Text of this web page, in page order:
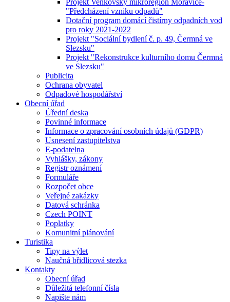
Projekt Venkovský mikroregion Moravice-
"Předcházení vzniku odpadů"
Dotační program domácí čistírny odpadních vod
pro roky 2021-2022
Projekt "Sociální bydlení č. p. 49, Čermná ve
Slezsku"
Projekt "Rekonstrukce kulturního domu Čermná
ve Slezsku"
Publicita
Ochrana obyvatel
Odpadové hospodářství
Obecní úřad
Úřední deska
Povinné informace
Informace o zpracování osobních údajů (GDPR)
Usnesení zastupitelstva
E-podatelna
Vyhlášky, zákony
Registr oznámení
Formuláře
Rozpočet obce
Veřejné zakázky
Datová schránka
Czech POINT
Poplatky
Komunitní plánování
Turistika
Tipy na výlet
Naučná břidlicová stezka
Kontakty
Obecní úřad
Důležitá telefonní čísla
Napište nám